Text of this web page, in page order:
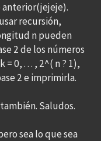
anterior(jejeje).
recursión,
n pueden
2 de los números
0, . . . , 2^( n ? 1),
2 e imprimirla.
Saludos.
sea lo que sea